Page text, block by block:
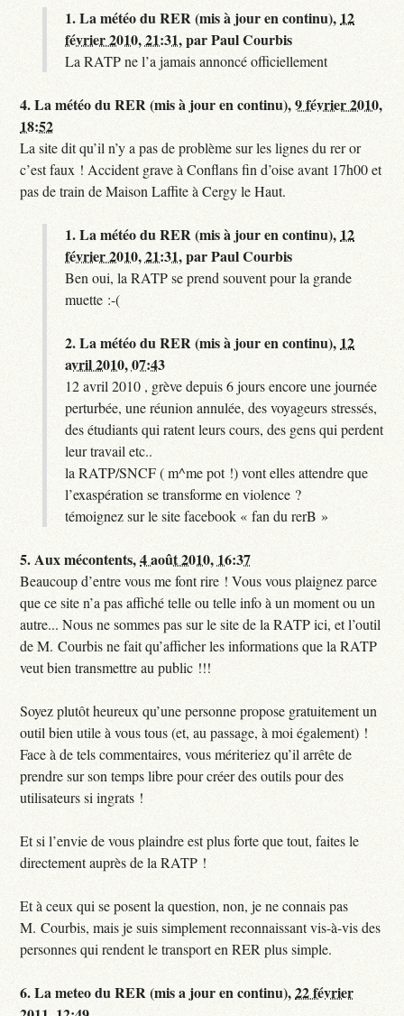
1.La météo du RER (mis à jour en continu), 12
février 2010, 21:31,parPaul Courbis
La RATP ne l’a jamais annoncé officiellement
4.La météo du RER (mis à jour en continu),9 février 2010,
18:52
La site dit qu’il n’y a pas de problème sur les lignes du rer or
c’est faux ! Accident grave à Conflans fin d’oise avant 17h00 et
pas de train de Maison Laffite à Cergy le Haut.
1.La météo du RER (mis à jour en continu), 12
février 2010, 21:31,parPaul Courbis
Ben oui, la RATP se prend souvent pour la grande
muette :-(
2.La météo du RER (mis à jour en continu), 12
avril 2010, 07:43
12 avril 2010 , grève depuis 6 jours encore une journée
perturbée, une réunion annulée, des voyageurs stressés,
des étudiants qui ratent leurs cours, des gens qui perdent
leur travail etc..
la RATP/SNCF ( m^me pot !) vont elles attendre que
l’exaspération se transforme en violence ?
témoignez sur le site facebook « fan du rerB »
5.Aux mécontents,4 août 2010, 16:37
Beaucoup d’entre vous me font rire ! Vous vous plaignez parce
que ce site n’a pas affiché telle ou telle info à un moment ou un
autre... Nous ne sommes pas sur le site de la RATP ici, et l’outil
de M. Courbis ne fait qu’afficher les informations que la RATP
veut bien transmettre au public !!!
Soyez plutôt heureux qu’une personne propose gratuitement un
outil bien utile à vous tous (et, au passage, à moi également) !
Face à de tels commentaires, vous mériteriez qu’il arrête de
prendre sur son temps libre pour créer des outils pour des
utilisateurs si ingrats !
Et si l’envie de vous plaindre est plus forte que tout, faites le
directement auprès de la RATP !
Et à ceux qui se posent la question, non, je ne connais pas
M. Courbis, mais je suis simplement reconnaissant vis-à-vis des
personnes qui rendent le transport en RER plus simple.
6.La meteo du RER (mis a jour en continu),22 février